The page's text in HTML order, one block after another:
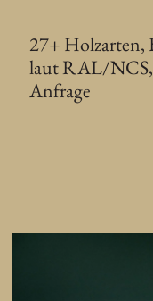
27+ Holzarten,
laut RAL/NCS,
Anfrage